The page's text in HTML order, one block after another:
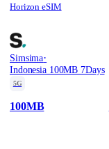
Horizon eSIM
Simsima·
Indonesia 100MB 7Days
5G
100MB